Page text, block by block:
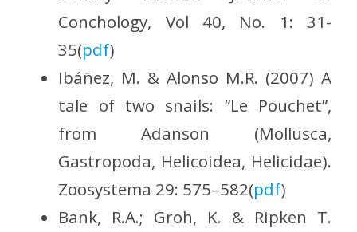
Conchology, Vol 40, No. 1: 31-
35(pdf)
Ibáñez, M. & Alonso M.R. (2007) A
tale of two snails: “Le Pouchet”,
from Adanson (Mollusca,
Gastropoda, Helicoidea, Helicidae).
Zoosystema 29: 575–582(pdf)
Bank, R.A.; Groh, K. & Ripken T.